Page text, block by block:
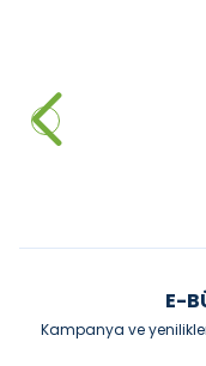
%40
E-
Kampanya ve